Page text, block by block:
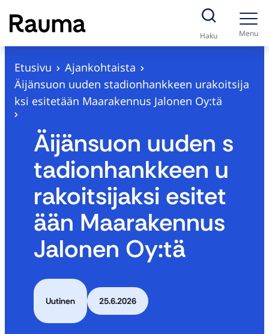
S
i
Haku Menu
Etusivu
Ajankohtaista
Äijänsuon uuden stadionhankkeen urakoitsija
ksi esitetään Maarakennus Jalonen Oy:tä
Äijänsuon uuden s
tadionhankkeen u
rakoitsijaksi esitet
ään Maarakennus
Jalonen Oy:tä
Uutinen 25.6.2026